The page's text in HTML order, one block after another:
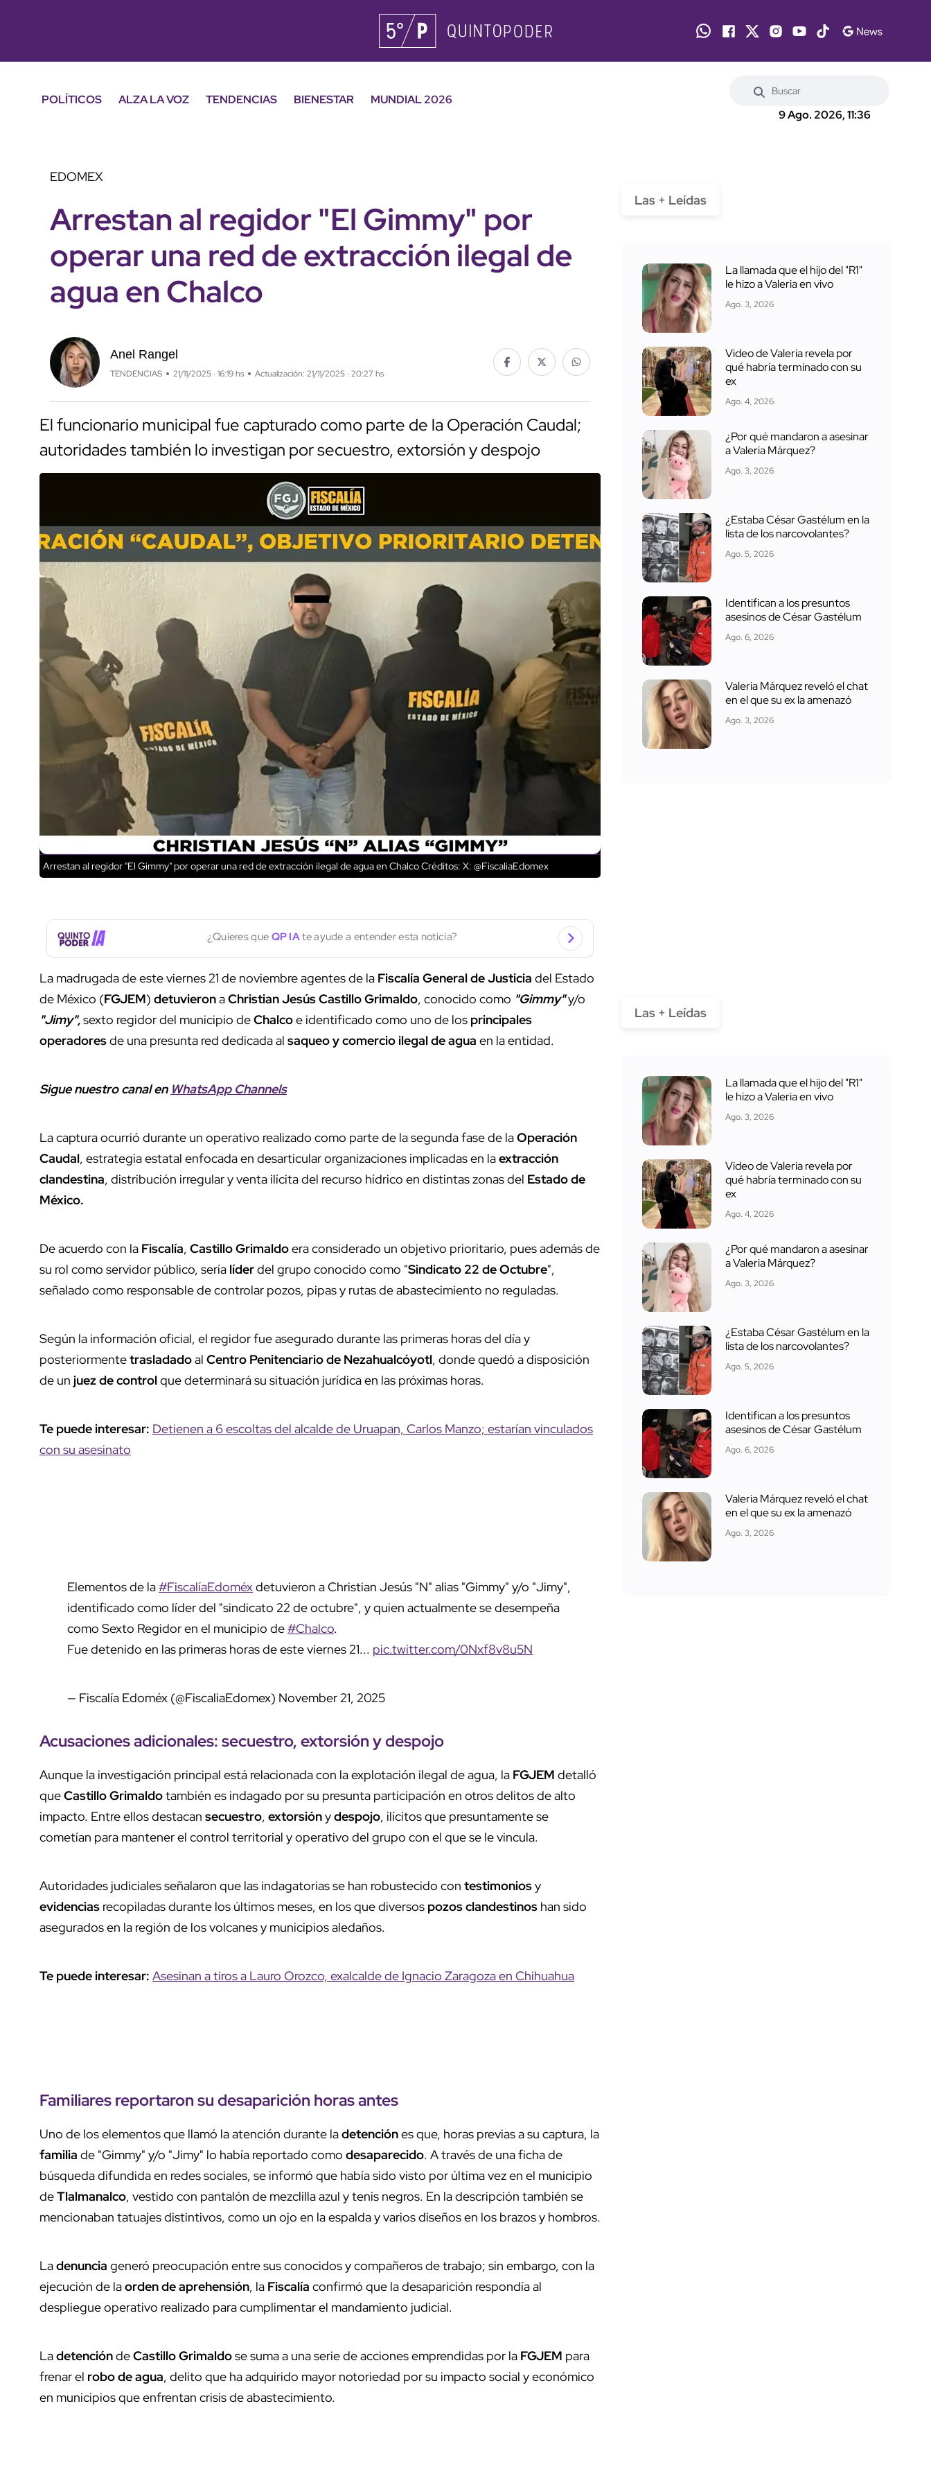
POLÍTICOS ALZA LA VOZ TENDENCIAS BIENESTAR
MUNDIAL 2026
9 Ago. 2026, 11:36
EDOMEX
Arrestan al regidor "El Gimmy" por
operar una red de extracción ilegal de
agua en Chalco
Anel Rangel
TENDENCIAS 21/11/2025 · 16:19 hs Actualización: 21/11/2025 · 20:27 hs
El funcionario municipal fue capturado como parte de la Operación Caudal;
autoridades también lo investigan por secuestro, extorsión y despojo
Arrestan al regidor "El Gimmy" por operar una red de extracción ilegal de agua en ChalcoCréditos: X: @FiscaliaEdomex
¿Quieres que QP IAte ayude a entender esta noticia?
La madrugada de este viernes 21 de noviembre agentes de la Fiscalía General de Justicia del Estado
de México (FGJEM) detuvieronaChristian Jesús Castillo Grimaldo, conocido como "Gimmy"y/o
"Jimy",sexto regidor del municipio deChalcoe identificado como uno de los principales
operadoresde una presunta red dedicada al saqueo y comercio ilegal de agua en la entidad.
Sigue nuestro canal en WhatsApp Channels
La captura ocurrió durante un operativo realizado como parte de la segunda fase de laOperación
Caudal, estrategia estatal enfocada en desarticular organizaciones implicadas en laextracción
clandestina, distribución irregular y venta ilícita del recurso hídrico en distintas zonas del Estado de
México.
De acuerdo con la Fiscalía, Castillo Grimaldoera considerado un objetivo prioritario, pues además de
su rol como servidor público, sería líderdel grupo conocido como "Sindicato 22 de Octubre",
señalado como responsable de controlar pozos, pipas y rutas de abastecimiento no reguladas.
Según la información oficial, el regidor fue asegurado durante las primeras horas del día y
posteriormentetrasladadoal Centro Penitenciario de Nezahualcóyotl, donde quedó a disposición
de un juez de controlque determinará su situación jurídica en las próximas horas.
Te puede interesar: Detienen a 6 escoltas del alcalde de Uruapan, Carlos Manzo; estarían vinculados
con su asesinato
Elementos de la#FiscalíaEdoméxdetuvieron a Christian Jesús "N" alias "Gimmy" y/o "Jimy",
identificado como líder del "sindicato 22 de octubre", y quien actualmente se desempeña
como Sexto Regidor en el municipio de#Chalco.
Fue detenido en las primeras horas de este viernes 21... pic.twitter.com/0Nxf8v8u5N
— Fiscalía Edoméx (@FiscaliaEdomex) November 21, 2025
Acusaciones adicionales:secuestro,extorsiónydespojo
Aunque la investigación principal está relacionada con la explotación ilegal de agua, la FGJEM detalló
queCastillo Grimaldotambién es indagado por su presunta participación en otros delitos de alto
impacto. Entre ellos destacan secuestro, extorsiónydespojo, ilícitos que presuntamente se
cometían para mantener el control territorial y operativo del grupo con el que se le vincula.
Autoridades judiciales señalaron que las indagatorias se han robustecido con testimoniosy
evidencias recopiladas durante los últimos meses, en los que diversos pozos clandestinos han sido
asegurados en la región de los volcanes y municipios aledaños.
Te puede interesar: Asesinan a tiros a Lauro Orozco, exalcalde de Ignacio Zaragoza en Chihuahua
Familiares reportaron su desaparición horas antes
Uno de los elementos que llamó la atención durante ladetenciónes que, horas previas a su captura, la
familia de "Gimmy" y/o "Jimy" lo había reportado como desaparecido. A través de una ficha de
búsqueda difundida en redes sociales, se informó que había sido visto por última vez en el municipio
deTlalmanalco, vestido con pantalón de mezclilla azul y tenis negros. En la descripción también se
mencionaban tatuajes distintivos, como un ojo en la espalda y varios diseños en los brazos y hombros.
Ladenuncia generó preocupación entre sus conocidos y compañeros de trabajo; sin embargo, con la
ejecución de laorden de aprehensión, la Fiscalía confirmó que la desaparición respondía al
despliegue operativo realizado para cumplimentar el mandamiento judicial.
LadetencióndeCastillo Grimaldose suma a una serie de acciones emprendidas por la FGJEM para
frenar el robo de agua, delito que ha adquirido mayor notoriedad por su impacto social y económico
en municipios que enfrentan crisis de abastecimiento.
Las + Leídas
La llamada que el hijo del "R1"
le hizo a Valeria en vivo
Ago. 3, 2026
Video de Valeria revela por
qué habría terminado con su
ex
Ago. 4, 2026
¿Por qué mandaron a asesinar
a Valeria Márquez?
Ago. 3, 2026
¿Estaba César Gastélum en la
lista de los narcovolantes?
Ago. 5, 2026
Identifican a los presuntos
asesinos de César Gastélum
Ago. 6, 2026
Valeria Márquez reveló el chat
en el que su ex la amenazó
Ago. 3, 2026
Las + Leídas
La llamada que el hijo del "R1"
le hizo a Valeria en vivo
Ago. 3, 2026
Video de Valeria revela por
qué habría terminado con su
ex
Ago. 4, 2026
¿Por qué mandaron a asesinar
a Valeria Márquez?
Ago. 3, 2026
¿Estaba César Gastélum en la
lista de los narcovolantes?
Ago. 5, 2026
Identifican a los presuntos
asesinos de César Gastélum
Ago. 6, 2026
Valeria Márquez reveló el chat
en el que su ex la amenazó
Ago. 3, 2026